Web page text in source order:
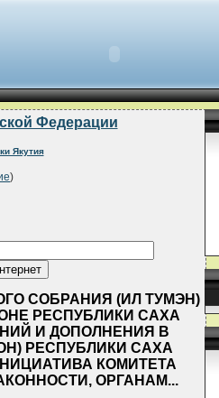
Федерации
Якутия
)
СОБРАНИЯ (ИЛ ТУМЭН)
РЕСПУБЛИКИ САХА
И ДОПОЛНЕНИЯ В
РЕСПУБЛИКИ САХА
КОМИТЕТА
ОРГАНАМ...